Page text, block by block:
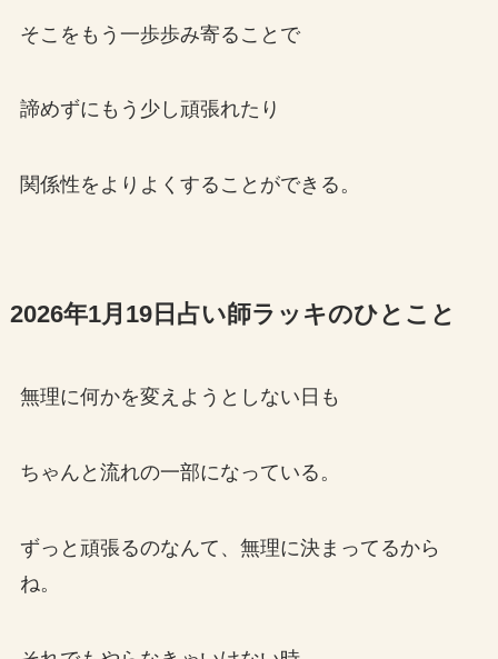
そこをもう一歩歩み寄ることで
諦めずにもう少し頑張れたり
関係性をよりよくすることができる。
2026年1月19日占い師ラッキのひとこと
無理に何かを変えようとしない日も
ちゃんと流れの一部になっている。
ずっと頑張るのなんて、無理に決まってるから
ね。